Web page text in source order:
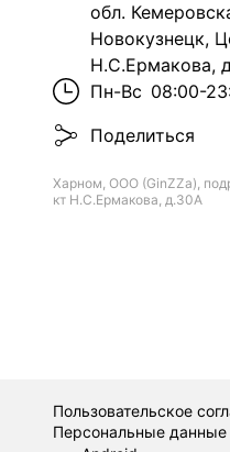
обл.
Новокузнецк,
Н.С.Ермакова,
Пн-Вс 08:00-
Поделиться
Харном, ООО (GinZZa),
кт Н.С.Ермакова, д.30А
Пользовательское
Персональные данные